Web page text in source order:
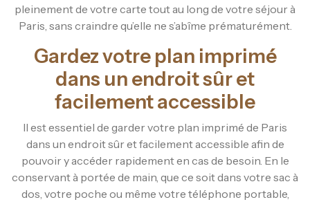
pleinement de votre carte tout au long de votre séjour à
Paris, sans craindre qu’elle ne s’abîme prématurément.
Gardez votre plan imprimé
dans un endroit sûr et
facilement accessible
Il est essentiel de garder votre plan imprimé de Paris
dans un endroit sûr et facilement accessible afin de
pouvoir y accéder rapidement en cas de besoin. En le
conservant à portée de main, que ce soit dans votre sac à
dos, votre poche ou même votre téléphone portable,